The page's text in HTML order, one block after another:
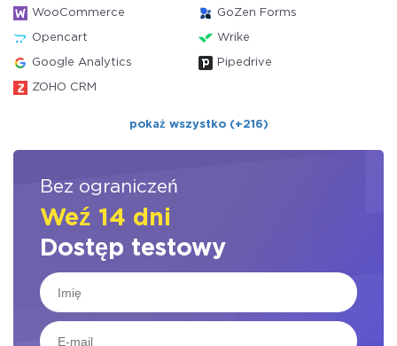
WooCommerce GoZen Forms
Opencart Wrike
Google Analytics Pipedrive
ZOHO CRM
pokaż wszystko (+216)
Bez ograniczeń
Weź 14 dni
Dostęp testowy